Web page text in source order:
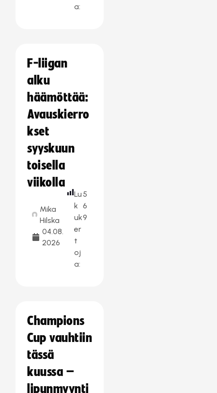
a:
F-liigan
alku
häämöttää:
Avauskierro
kset
syyskuun
toisella
viikolla
Mika
Hilska
04.08.
2026
Lu
k
uk
er
t
oj
a:
5
6
9
Champions
Cup vauhtiin
tässä
kuussa –
lipunmyynti